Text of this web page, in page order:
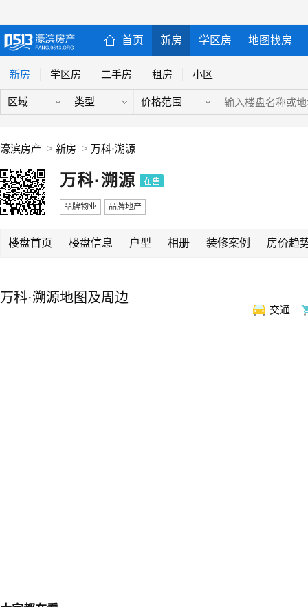
首页 新房 学区房 地图找房
新房 学区房 二手房 租房 小区
区域 类型 价格范围
濠滨房产 > 新房 > 万科·溯源
万科·溯源
品牌物业 品牌地产
楼盘首页 楼盘信息 户型 相册 装修案例 房价趋
万科·溯源地图及周边
交通